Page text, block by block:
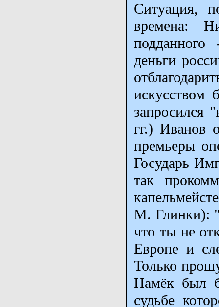
Ситуация,
времена:
подданного
деньги
искусством
запросился
гг.) Иванов
премьеры
Государь
так
М. Глинки):
что ты не
Европе и
Только
Намёк был
судьбе